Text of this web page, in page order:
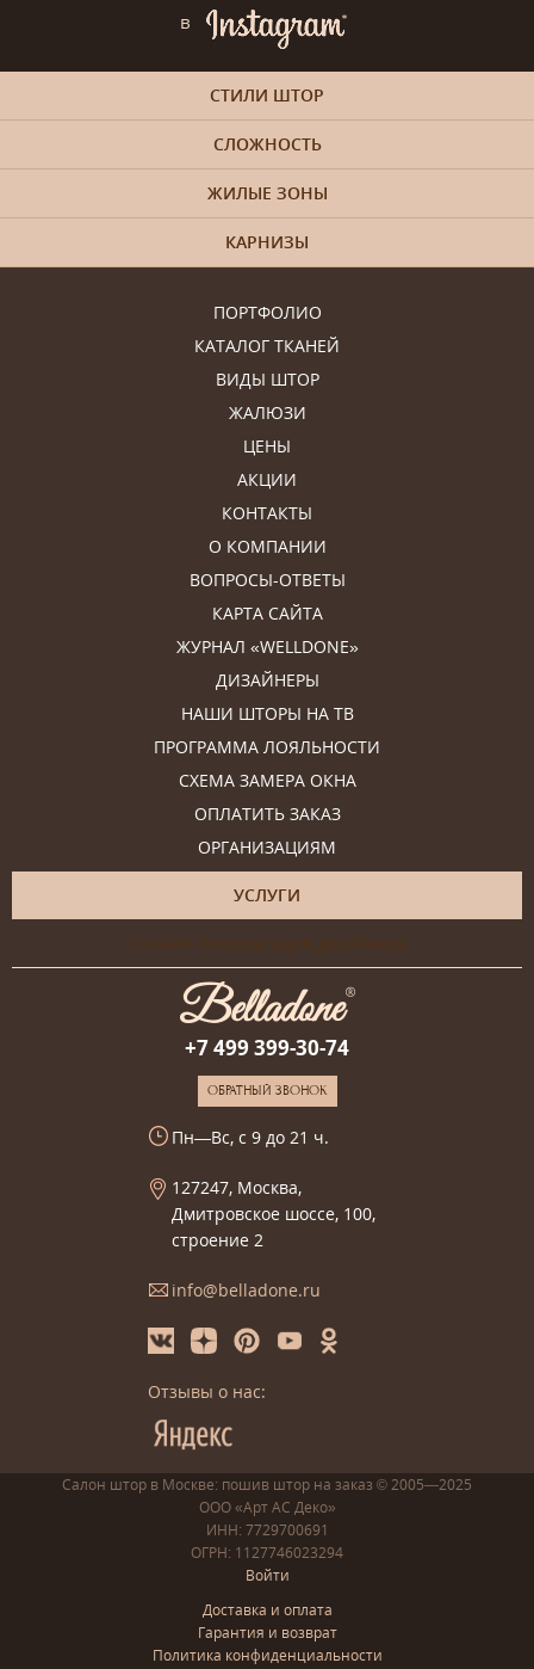
в
ПОРТФОЛИО
КАТАЛОГ ТКАНЕЙ
ВИДЫ ШТОР
ЖАЛЮЗИ
ЦЕНЫ
АКЦИИ
КОНТАКТЫ
О КОМПАНИИ
ВОПРОСЫ-ОТВЕТЫ
КАРТА САЙТА
ЖУРНАЛ «WELLDONE»
ДИЗАЙНЕРЫ
НАШИ ШТОРЫ НА ТВ
ПРОГРАММА ЛОЯЛЬНОСТИ
СХЕМА ЗАМЕРА ОКНА
ОПЛАТИТЬ ЗАКАЗ
ОРГАНИЗАЦИЯМ
УСЛУГИ
Онлайн-консультация дизайнера
СТИЛИ ШТОР
СЛОЖНОСТЬ
ЖИЛЫЕ ЗОНЫ
КАРНИЗЫ
+7 499 399-30-74
ОБРАТНЫЙ ЗВОНОК
Пн—Вс, с 9 до 21 ч.
127247, Москва,
Дмитровское шоссе, 100,
строение 2
info@belladone.ru
Отзывы о нас:
Салон штор в Москве: пошив штор на заказ © 2005—2025
ООО «Арт АС Деко»
ИНН: 7729700691
ОГРН: 1127746023294
Войти
Доставка и оплата
Гарантия и возврат
Политика конфиденциальности